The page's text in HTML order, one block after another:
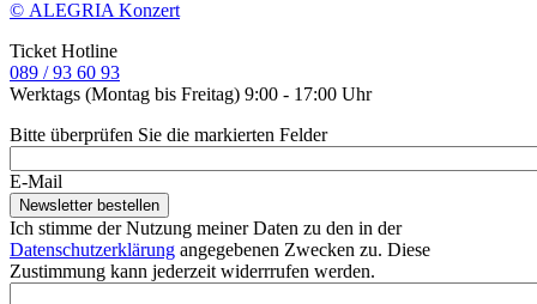
© ALEGRIA Konzert
Ticket Hotline
089 / 93 60 93
Werktags (Montag bis Freitag) 9:00 - 17:00 Uhr
Bitte überprüfen Sie die markierten Felder
E-Mail
Ich stimme der Nutzung meiner Daten zu den in der
Datenschutzerklärung angegebenen Zwecken zu. Diese
Zustimmung kann jederzeit widerrrufen werden.